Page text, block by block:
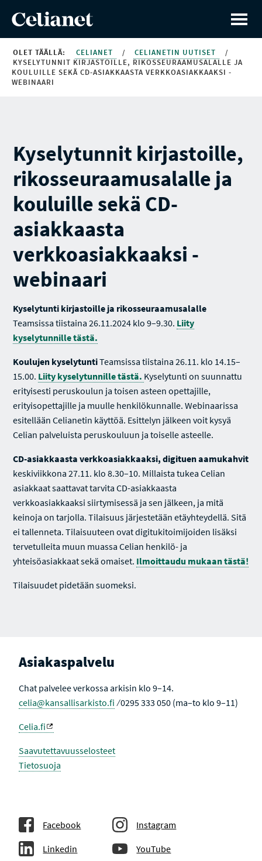
OLET TÄÄLLÄ: CELIANET / CELIANETIN UUTISET
/
KYSELYTUNNIT KIRJASTOILLE, RIKOSSEURAAMUSALALLE JA
KOULUILLE SEKÄ CD-ASIAKKAASTA VERKKOASIAKKAAKSI -
WEBINAARI
Kyselytunnit kirjastoille,
rikosseuraamusalalle ja
kouluille sekä CD-
asiakkaasta
verkkoasiakkaaksi -
webinaari
Kyselytunti kirjastoille ja rikosseuraamusalalle
Teamsissa tiistaina 26.11.2024 klo 9–9.30. Liity
kyselytunnille tästä.
Koulujen kyselytuntiTeamsissa tiistaina 26.11. klo 14.15–
15.00. Liity kyselytunnille tästä. Kyselytunti on suunnattu
erityisesti peruskoulun ja toisen asteen opettajille,
erityisopettajille ja muulle henkilökunnalle. Webinaarissa
esitellään Celianetin käyttöä. Esittelyn jälkeen voit kysyä
Celian palveluista peruskouluun ja toiselle asteelle.
CD-asiakkaasta verkkoasiakkaaksi, digituen aamukahvit
keskiviikkona 27.11. klo 8.30–10. Millaista tukea Celian
asiakkaat saattavat tarvita CD-asiakkaasta
verkkoasiakkaaksi siirtymisessä ja sen jälkeen, ja mitä
keinoja on tarjolla. Tilaisuus järjestetään etäyhteydellä. Sitä
ei tallenneta. Tilaisuuteen ovat digitukitoimijoiden lisäksi
tervetulleita muun muassa Celian henkilö- ja
yhteisöasiakkaat sekä omaiset. Ilmoittaudu mukaan tästä!
Tilaisuudet pidetään suomeksi.
Asiakaspalvelu
Chat palvelee verkossa arkisin klo 9–14.
celia@kansallisarkisto.fi ⁄ 0295 333 050 (ma–to klo 9–11)
Celia.fi
Saavutettavuusselosteet
Tietosuoja
Facebook Instagram
Linkedin YouTube